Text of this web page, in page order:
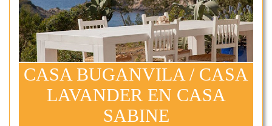
CASA BUGANVILA / CASA
LAVANDER EN CASA
SABINE